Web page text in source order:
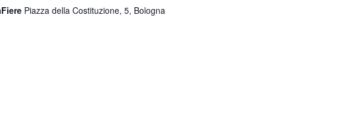
Piazza della Costituzione, 5, Bologna